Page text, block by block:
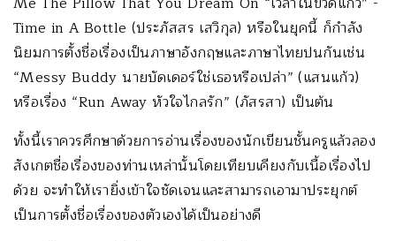
Time in A Bottle (ประภัสสร เสวิกุล) หรือในยุคนี้ ก็กำลัง
นิยมการตั้งชื่อเรื่องเป็นภาษาอังกฤษและภาษาไทยปนกันเช่น
“Messy Buddy นายบัดเดอร์ใช่เธอหรือเปล่า” (แสนแก้ว)
หรือเรื่อง “Run Away หัวใจไกลรัก” (ภัสรสา) เป็นต้น
ทั้งนี้เราควรศึกษาด้วยการอ่านเรื่องของนักเขียนชั้นครูแล้วลอง
สังเกตชื่อเรื่องของท่านเหล่านั้นโดยเทียบเคียงกับเนื้อเรื่องไป
ด้วย จะทำให้เรายิ่งเข้าใจชัดเจนและสามารถเอามาประยุกต์
เป็นการตั้งชื่อเรื่องของตัวเองได้เป็นอย่างดี